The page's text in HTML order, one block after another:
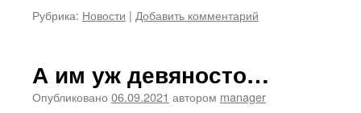
Рубрика: Новости | Добавить комментарий
А им уж девяносто…
Опубликовано 06.09.2021 автором manager